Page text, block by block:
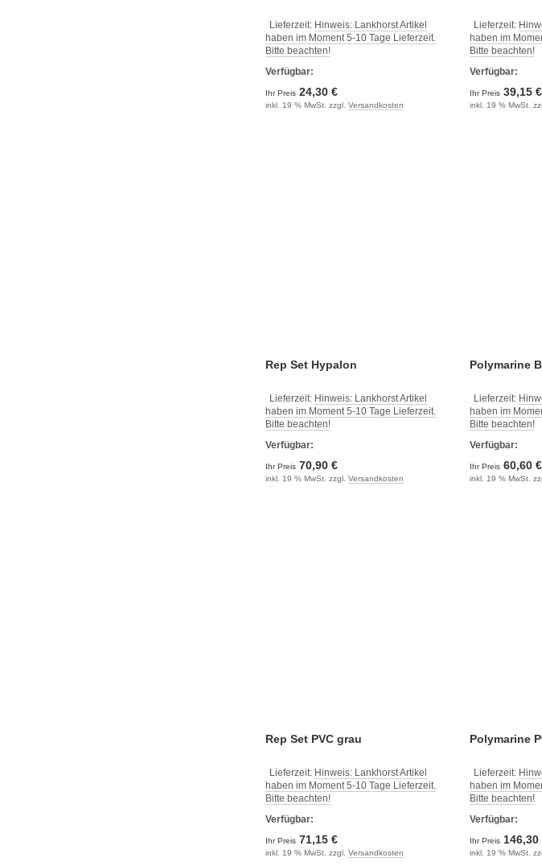
Lieferzeit: Hinweis: Lankhorst Artikel
haben im Moment 5-10 Tage Lieferzeit.
Bitte beachten!
Verfügbar:
Ihr Preis 24,30 €
inkl. 19 % MwSt. zzgl. Versandkosten
Lieferzeit:
haben im
Bitte beachten!
Verfügbar:
Ihr Preis 39,15 €
inkl. 19 % MwSt.
Rep Set Hypalon
Lieferzeit: Hinweis: Lankhorst Artikel
haben im Moment 5-10 Tage Lieferzeit.
Bitte beachten!
Verfügbar:
Ihr Preis 70,90 €
inkl. 19 % MwSt. zzgl. Versandkosten
Polymarine
Lieferzeit:
haben im
Bitte beachten!
Verfügbar:
Ihr Preis 60,60 €
inkl. 19 % MwSt.
Rep Set PVC grau
Lieferzeit: Hinweis: Lankhorst Artikel
haben im Moment 5-10 Tage Lieferzeit.
Bitte beachten!
Verfügbar:
Ihr Preis 71,15 €
inkl. 19 % MwSt. zzgl. Versandkosten
Polymarine
Lieferzeit:
haben im
Bitte beachten!
Verfügbar:
Ihr Preis 146,30
inkl. 19 % MwSt.